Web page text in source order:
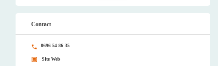
Contact
0696 54 86 35
Site Web